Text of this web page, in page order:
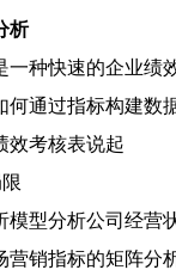
析
快速的企业绩效
通过指标构建数据
考核表说起
型分析公司经营
销指标的矩阵分